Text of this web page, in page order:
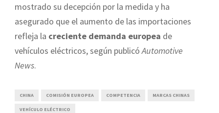
mostrado su decepción por la medida y ha
asegurado que el aumento de las importaciones
refleja la creciente demanda europea de
vehículos eléctricos, según publicóAutomotive
News.
CHINA COMISIÓN EUROPEA COMPETENCIA MARCAS CHINAS
VEHÍCULO ELÉCTRICO